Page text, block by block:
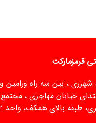
قرمزمارکت
شهرری ، بین سه راه ورامین و
خیابان مهاجری ، مجتمع
طبقه بالای همکف، واحد ۱۱۲